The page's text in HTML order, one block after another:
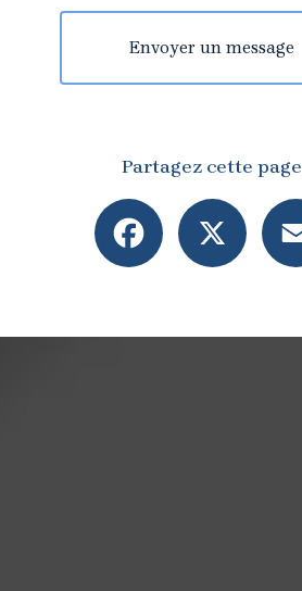
Envoyer un message
Partagez cette page
Facebook